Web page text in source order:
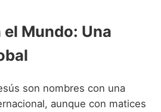
el Mundo: Una
son nombres con una
aunque con matices